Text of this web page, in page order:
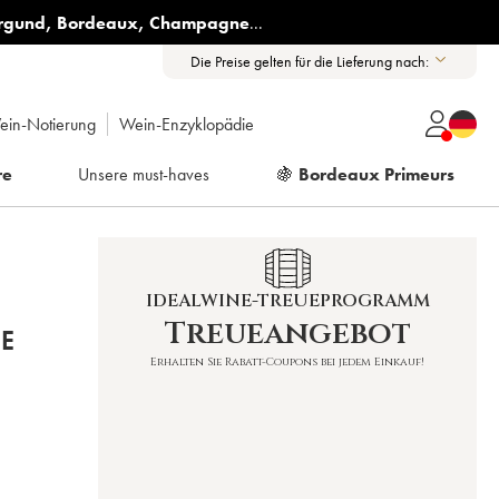
, Bordeaux, Champagne...
Die Preise gelten für die Lieferung nach:
Notierung Wein-Enzyklopädie
Unsere must-haves 🍇 Bordeaux Primeurs
IDEALWINE-TREUEPROGRAMM
Treueangebot
Erhalten Sie Rabatt-Coupons bei jedem Einkauf!